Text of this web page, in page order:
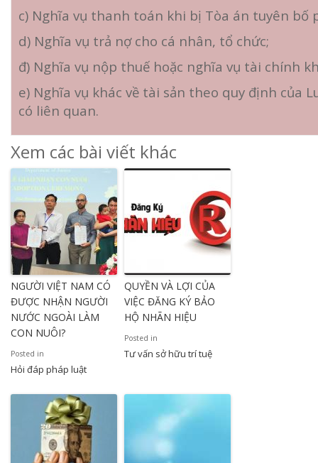
c) Nghĩa vụ thanh toán khi bị Tòa án tuyên bố
d) Nghĩa vụ trả nợ cho cá nhân, tổ chức;
đ) Nghĩa vụ nộp thuế hoặc nghĩa vụ tài chính
e) Nghĩa vụ khác về tài sản theo quy định của
có liên quan.
Xem các bài viết khác
NGƯỜI VIỆT NAM CÓ
ĐƯỢC NHẬN NGƯỜI
NƯỚC NGOÀI LÀM
CON NUÔI?
Posted in
Hỏi đáp pháp luật
QUYỀN VÀ LỢI CỦA
VIỆC ĐĂNG KÝ BẢO
HỘ NHÃN HIỆU
Posted in
Tư vấn sở hữu trí tuệ